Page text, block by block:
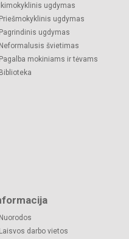
Ikimokyklinis ugdymas
Priešmokyklinis ugdymas
Pagrindinis ugdymas
Neformalusis švietimas
Pagalba mokiniams ir tėvams
Biblioteka
Nuorodos
Laisvos darbo vietos